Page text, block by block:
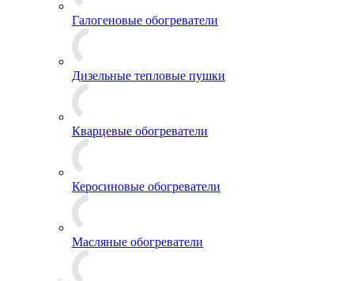
Галогеновые обогреватели
Дизельные тепловые пушки
Кварцевые обогреватели
Керосиновые обогреватели
Масляные обогреватели